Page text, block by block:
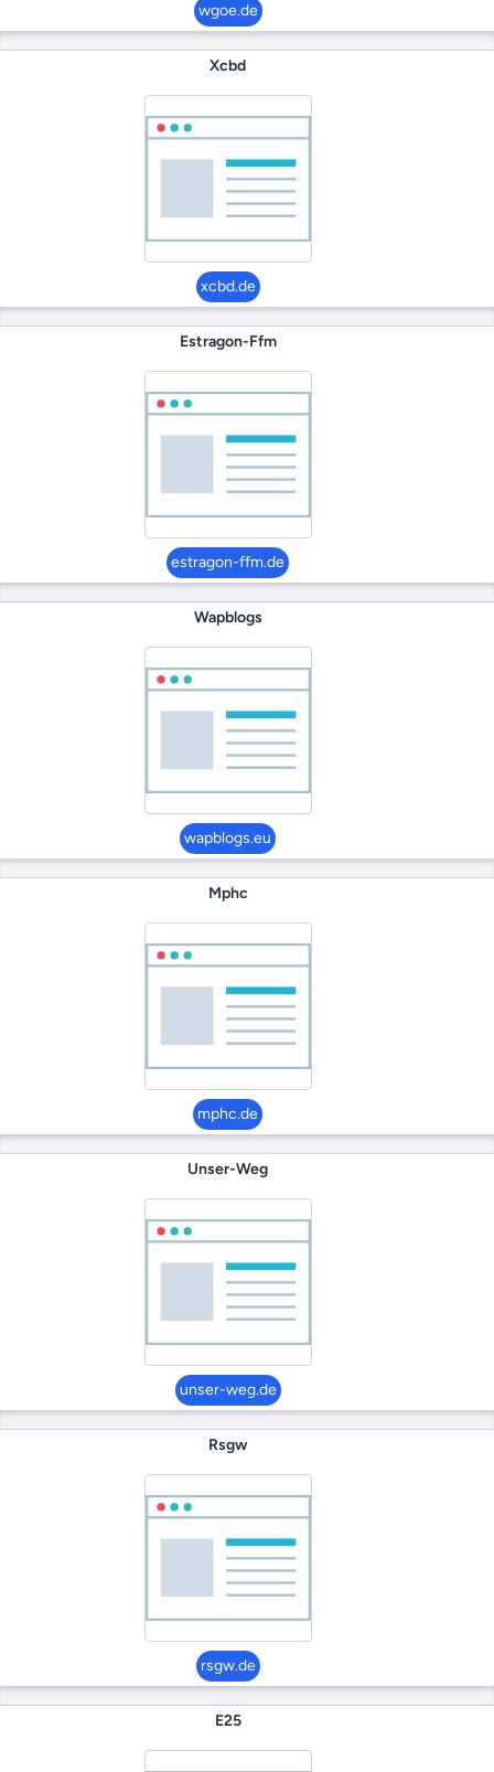
wgoe.de
Xcbd
xcbd.de
Estragon-Ffm
estragon-ffm.de
Wapblogs
wapblogs.eu
Mphc
mphc.de
Unser-Weg
unser-weg.de
Rsgw
rsgw.de
E25